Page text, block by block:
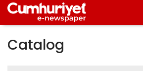
Catalog